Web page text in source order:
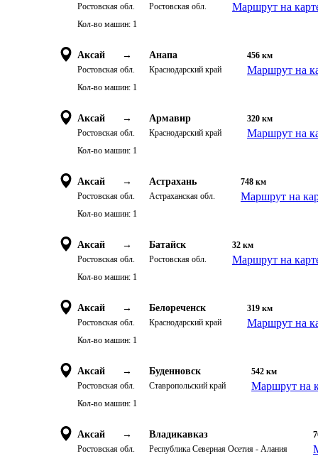
Ростовская обл. Ростовская обл. Маршрут на
Кол-во машин: 1
Аксай →
Ростовская обл.
Анапа
Краснодарский край
456 км
Маршрут на
Кол-во машин: 1
Аксай →
Ростовская обл.
Армавир
Краснодарский край
320 км
Маршрут на
Кол-во машин: 1
Аксай →
Ростовская обл.
Астрахань
Астраханская обл.
748 км
Маршрут на
Кол-во машин: 1
Аксай →
Ростовская обл.
Батайск
Ростовская обл.
32 км
Маршрут на
Кол-во машин: 1
Аксай →
Ростовская обл.
Белореченск
Краснодарский край
319 км
Маршрут на
Кол-во машин: 1
Аксай →
Ростовская обл.
Буденновск
Ставропольский край
542 км
Маршрут на
Кол-во машин: 1
Аксай →
Ростовская обл.
Владикавказ
Республика Северная Осетия - Алания